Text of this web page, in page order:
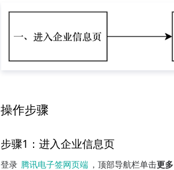
操作步骤
步骤1：进入企业信息页
登录 腾讯电子签网页端 ，顶部导航栏单击更多